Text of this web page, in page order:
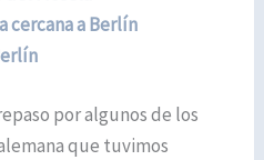
cercana a Berlín
por algunos de los
que tuvimos